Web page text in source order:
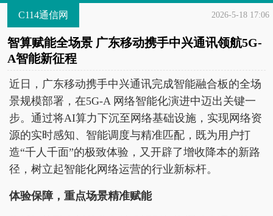
C114通信网 2026-5-18 17:06
智算赋能全场景 广东移动携手中兴通讯领航5G-
A智能新征程
近日，广东移动携手中兴通讯完成智能融合板的全场
景规模部署，在5G-A 网络智能化演进中迈出关键一
步。通过将AI算力下沉至网络基础设施，实现网络资
源的实时感知、智能调度与精准匹配，既为用户打
造“千人千面”的极致体验，又开辟了增收降本的新路
径，树立起智能化网络运营的行业新标杆。
体验保障，重点场景精准赋能